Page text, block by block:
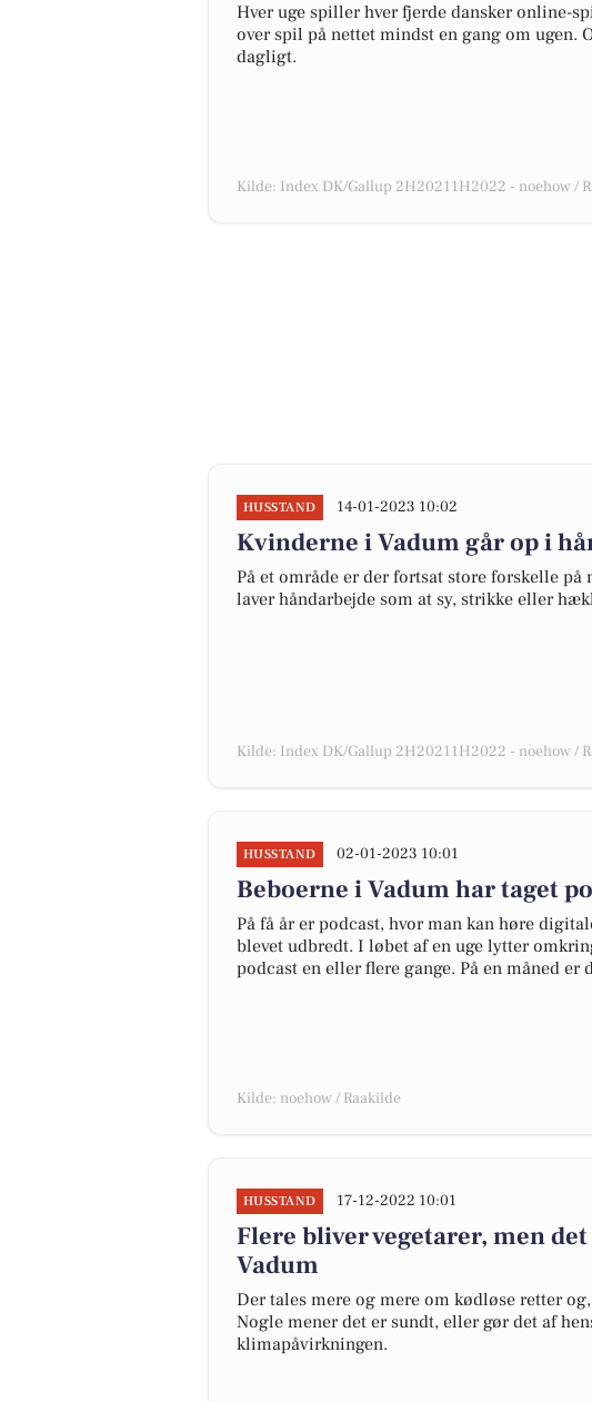
Hver uge spiller hver fjerde dansker online-
over spil på nettet mindst en gang om ugen.
dagligt.
Kilde: Index DK/Gallup 2H20211H2022 - noehow /
HUSSTAND 14-01-2023 10:02
Kvinderne i Vadum går op i
På et område er der fortsat store forskelle
laver håndarbejde som at sy, strikke eller
Kilde: Index DK/Gallup 2H20211H2022 - noehow /
HUSSTAND 02-01-2023 10:01
Beboerne i Vadum har taget
På få år er podcast, hvor man kan høre
blevet udbredt. I løbet af en uge lytter
podcast en eller flere gange. På en måned er
Kilde: noehow / Raakilde
HUSSTAND 17-12-2022 10:01
Flere bliver vegetarer, men
Vadum
Der tales mere og mere om kødløse retter
Nogle mener det er sundt, eller gør det af
klimapåvirkningen.